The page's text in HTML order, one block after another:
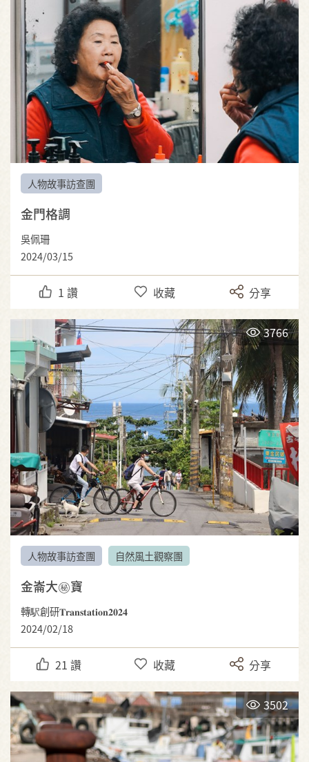
人物故事訪查團
金門格調
吳佩珊
2024/03/15
1 讚 收藏 分享
3766
人物故事訪查團 自然風土觀察團
金崙大㊙️寶
轉駅創研𝐓𝐫𝐚𝐧𝐬𝐭𝐚𝐭𝐢𝐨𝐧𝟐𝟎𝟐𝟒
2024/02/18
21 讚 收藏 分享
3502